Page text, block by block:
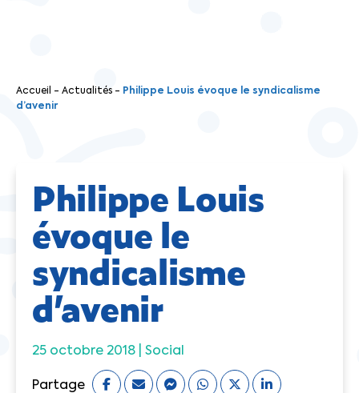
Accueil - Actualités - Philippe Louis évoque le syndicalisme
d’avenir
Philippe Louis
évoque le
syndicalisme
d’avenir
25 octobre 2018 | Social
Partage